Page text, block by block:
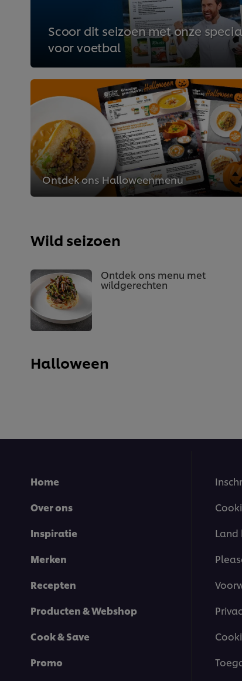
Scoor dit seizoen met onze
voor voetbal
Ontdek ons Halloweenmenu
Wild seizoen
Ontdek ons menu met
wildgerechten
Halloween
Home
Over ons
Inspiratie
Merken
Recepten
Producten & Webshop
Cook & Save
Promo
Land